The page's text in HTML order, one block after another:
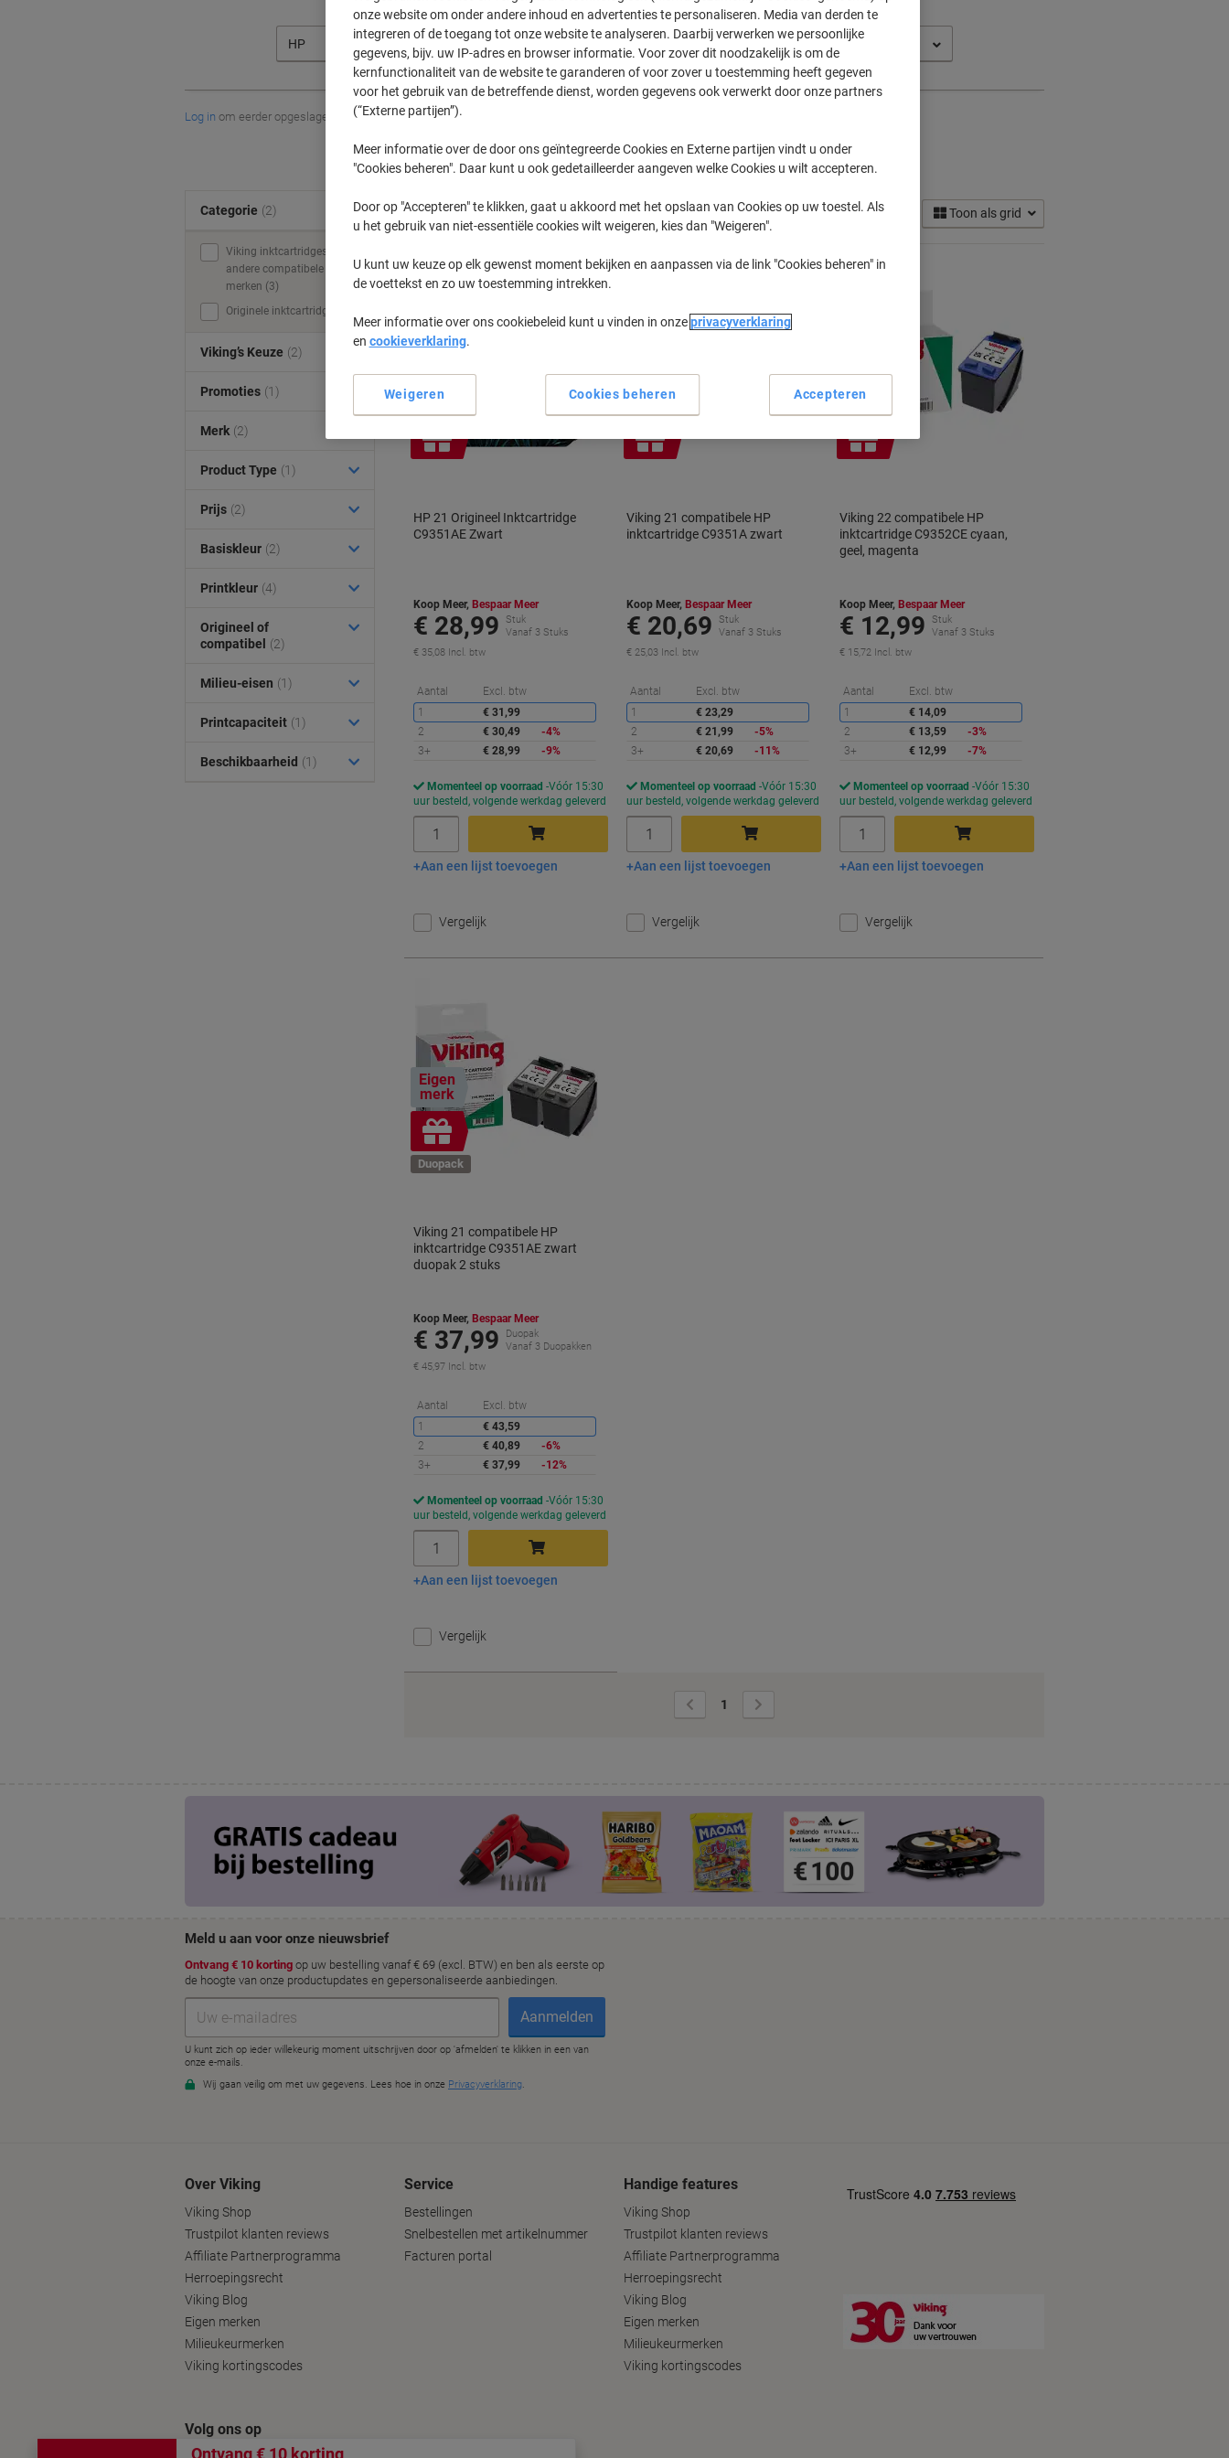
HP HP Deskjet D 1455
Log in om eerder opgeslagen printers en/of eerder gekochte cartridges te tonen
HP Deskjet D 1455 Printer Inkt Cartridges (4)
Sorteer op: Toon als grid
Geschenk
HP 21 Origineel Inktcartridge
C9351AE Zwart
Koop Meer, Bespaar Meer
€ 28,99
Stuk
Vanaf 3 Stuks
€ 35,08 Incl. btw
Aantal Excl. btw
Korting
1
€ 31,99
2
€ 30,49
-4%
3+
€ 28,99 -9%
Momenteel op voorraad Vóór 15:30
uur besteld, volgende werkdag geleverd
In winkelwagen
Aan een lijst toevoegen
Vergelijk
Eigen
merk
Geschenk
Viking 21 compatibele HP
inktcartridge C9351A zwart
Koop Meer, Bespaar Meer
€ 20,69
Stuk
Vanaf 3 Stuks
€ 25,03 Incl. btw
Aantal Excl. btw
Korting
1
€ 23,29
2
€ 21,99
-5%
3+
€ 20,69 -11%
Momenteel op voorraad Vóór 15:30
uur besteld, volgende werkdag geleverd
In winkelwagen
Aan een lijst toevoegen
Vergelijk
Eigen
merk
Geschenk
Viking 22 compatibele HP
inktcartridge C9352CE cyaan,
geel, magenta
Koop Meer, Bespaar Meer
€ 12,99
Stuk
Vanaf 3 Stuks
€ 15,72 Incl. btw
Aantal Excl. btw
1
€ 14,09
2
€ 13,59
-3%
3+
€ 12,99 -7%
Momenteel op voorraad Vóór 15:30
uur besteld, volgende werkdag geleverd
In winkelwagen
Aan een lijst toevoegen
Vergelijk
Eigen
merk
Geschenk
Duopack
Viking 21 compatibele HP
inktcartridge C9351AE zwart
duopak 2 stuks
Koop Meer, Bespaar Meer
€ 37,99
Duopak
Vanaf 3 Duopakken
€ 45,97 Incl. btw
Aantal Excl. btw
1
€ 43,59
2
€ 40,89
-6%
3+
€ 37,99 -12%
Momenteel op voorraad Vóór 15:30
uur besteld, volgende werkdag geleverd
In winkelwagen
Aan een lijst toevoegen
Vergelijk
Vorige
pagina
1
pagina
Categorie (2)
Viking inktcartridges &
andere compatibele
merken (3)
Originele inktcartridges (1)
Viking’s Keuze (2)
Promoties (1)
Merk (2)
Product Type (1)
Prijs (2)
Basiskleur (2)
Printkleur (4)
Origineel of
compatibel
(2)
Milieu-eisen (1)
Printcapaciteit (1)
Beschikbaarheid (1)
Over Viking
Viking Shop
Trustpilot klanten reviews
Affiliate Partnerprogramma
Herroepingsrecht
Viking Blog
Eigen merken
Milieukeurmerken
Viking kortingscodes
Service
Bestellingen
Snelbestellen met artikelnummer
Facturen portal
Handige features
Viking Shop
Trustpilot klanten reviews
Affiliate Partnerprogramma
Herroepingsrecht
Viking Blog
Eigen merken
Milieukeurmerken
Viking kortingscodes
Volg ons op
onze website om onder andere inhoud en advertenties te personaliseren. Media van derden te
integreren of de toegang tot onze website te analyseren. Daarbij verwerken we persoonlijke
gegevens, bijv. uw IP-adres en browser informatie. Voor zover dit noodzakelijk is om de
kernfunctionaliteit van de website te garanderen of voor zover u toestemming heeft gegeven
voor het gebruik van de betreffende dienst, worden gegevens ook verwerkt door onze partners
(“Externe partijen”).
Meer informatie over de door ons geïntegreerde Cookies en Externe partijen vindt u onder
"Cookies beheren". Daar kunt u ook gedetailleerder aangeven welke Cookies u wilt accepteren.
Door op "Accepteren" te klikken, gaat u akkoord met het opslaan van Cookies op uw toestel. Als
u het gebruik van niet-essentiële cookies wilt weigeren, kies dan "Weigeren".
U kunt uw keuze op elk gewenst moment bekijken en aanpassen via de link "Cookies beheren" in
de voettekst en zo uw toestemming intrekken.
Meer informatie over ons cookiebeleid kunt u vinden in onzeprivacyverklaring
en cookieverklaring.
Cookies beheren
Weigeren Accepteren